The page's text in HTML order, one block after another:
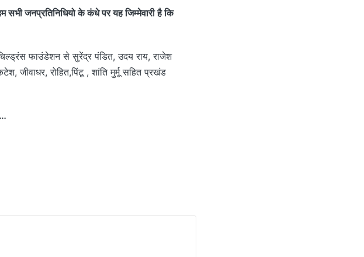
जनप्रतिनिधियो के कंधे पर यह जिम्मेवारी है कि
फाउंडेशन से सुरेंद्र पंडित, उदय राय, राजेश
जीवाधर, रोहित,पिंटू , शांति मुर्मू सहित प्रखंड